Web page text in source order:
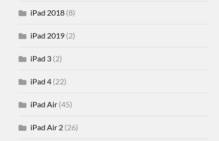
iPad 2018 (8)
iPad 2019 (2)
iPad 3 (2)
iPad 4 (22)
iPad Air (45)
iPad Air 2 (26)